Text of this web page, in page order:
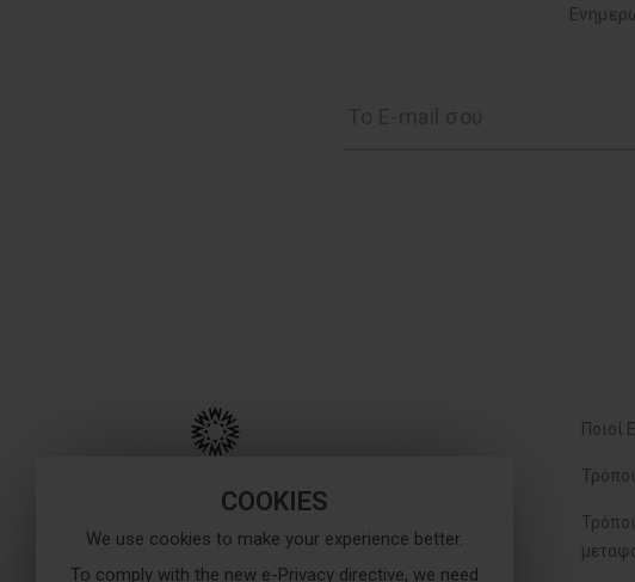
COOKIES
We use cookies to make your experience better.
To comply with the new e-Privacy directive, we need
Ποιοί